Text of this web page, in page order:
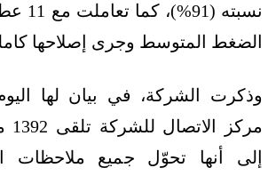
نسبته
الضغط المتوسط وجرى إصلاحها
وذكرت الشركة، في بيان لها
إلى أنها تحوّل جميع ملاحظات